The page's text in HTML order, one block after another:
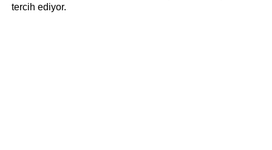
tercih ediyor.